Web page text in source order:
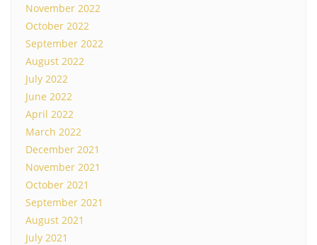
November 2022
October 2022
September 2022
August 2022
July 2022
June 2022
April 2022
March 2022
December 2021
November 2021
October 2021
September 2021
August 2021
July 2021